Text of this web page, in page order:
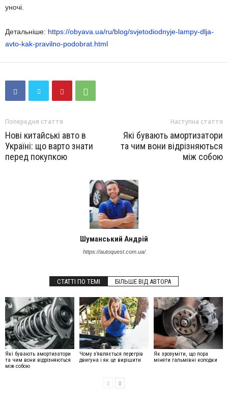
уночі.
Детальніше: https://obyava.ua/ru/blog/svjetodiodnyje-lampy-dlja-
avto-kak-pravilno-podobrat.html
Попередня стаття
Нові китайські авто в
Україні: що варто знати
перед покупкою
Наступна стаття
Які бувають амортизатори
та чим вони відрізняються
між собою
Шуманський Андрій
https://autoquest.com.ua/
СТАТТІ ПО ТЕМІ БІЛЬШЕ ВІД АВТОРА
Які бувають амортизатори
та чим вони відрізняються
між собою
Чому з’являється перегрів
двигуна і як це вирішити
Як зрозуміти, що пора
міняти гальмівні колодки